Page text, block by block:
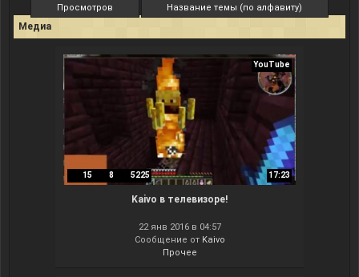
Просмотров
Название темы (по алфавиту)
Медиа
YouTube
15 8 5225 17:23
Kaivo в телевизоре!
22 янв 2016 в 04:57
Сообщение от Kaivo
Прочее